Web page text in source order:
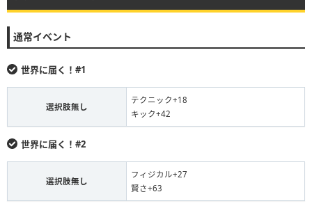
通常イベント
世界に届く！#1
選択肢無し
テクニック+18
キック+42
世界に届く！#2
選択肢無し
フィジカル+27
賢さ+63